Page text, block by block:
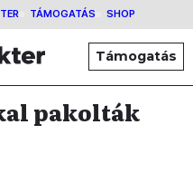
TÁMOGATÁS SHOP
Támogatás
pakolták